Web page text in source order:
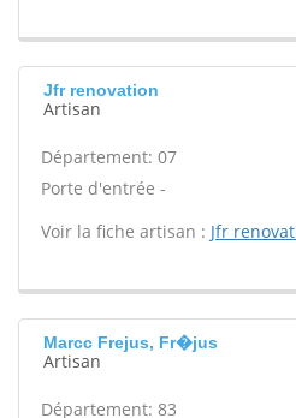
Jfr renovation
Artisan
Département: 07
Porte d'entrée -
Voir la fiche artisan : Jfr
Marcc Frejus, Fr�jus
Artisan
Département: 83